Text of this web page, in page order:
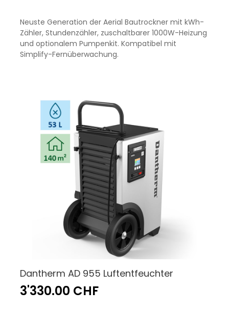
Neuste Generation der Aerial Bautrockner mit kWh-
Zähler, Stundenzähler, zuschaltbarer 1000W-Heizung
und optionalem Pumpenkit. Kompatibel mit
Simplify-Fernüberwachung.
Dantherm AD 955 Luftentfeuchter
3'330.00 CHF